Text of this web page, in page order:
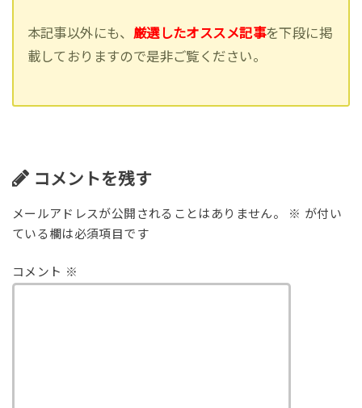
本記事以外にも、 厳選したオススメ記事を下段に掲
載しておりますので是非ご覧ください。
コメントを残す
メールアドレスが公開されることはありません。 ※ が付い
ている欄は必須項目です
コメント ※